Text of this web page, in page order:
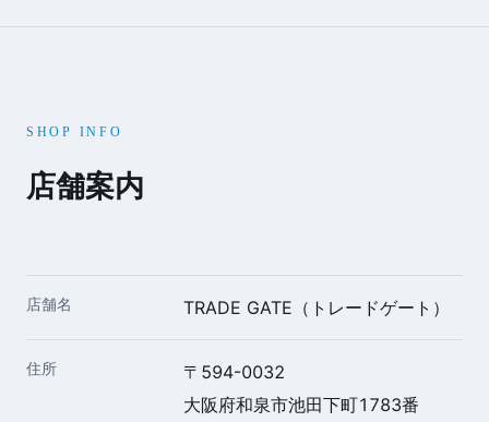
SHOP INFO
店舗案内
店舗名 TRADE GATE（トレードゲート）
住所
〒594-0032
大阪府和泉市池田下町1783番